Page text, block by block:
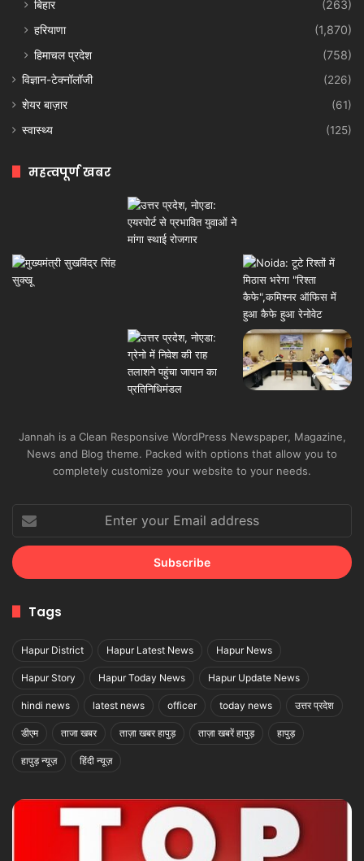
बिहार
(263)
हरियाणा
(1,870)
हिमाचल प्रदेश
(758)
विज्ञान-टेक्नॉलॉजी
(226)
शेयर बाज़ार
(61)
स्वास्थ्य
(125)
महत्वपूर्ण खबर
Jannah is a Clean Responsive WordPress Newspaper, Magazine,
News and Blog theme. Packed with options that allow you to
completely customize your website to your needs.
your
Email
address
Tags
Hapur District Hapur Latest News Hapur News
Hapur Story Hapur Today News Hapur Update News
hindi news latest news officer today news उत्तर प्रदेश
डीएम ताजा खबर ताज़ा खबर हापुड़ ताज़ा खबरें हापुड़ हापुड़
हापुड़ न्यूज़ हिंदी न्यूज़